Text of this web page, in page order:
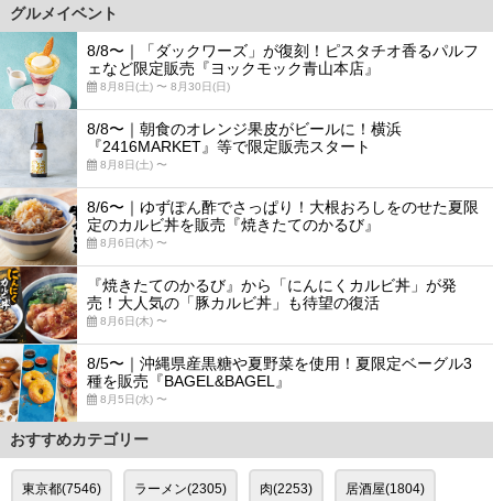
グルメイベント
8/8〜｜「ダックワーズ」が復刻！ピスタチオ香るパルフ
ェなど限定販売『ヨックモック青山本店』
8月8日(土) 〜 8月30日(日)
8/8〜｜朝食のオレンジ果皮がビールに！横浜
『2416MARKET』等で限定販売スタート
8月8日(土) 〜
8/6〜｜ゆずぽん酢でさっぱり！大根おろしをのせた夏限
定のカルビ丼を販売『焼きたてのかるび』
8月6日(木) 〜
『焼きたてのかるび』から「にんにくカルビ丼」が発
売！大人気の「豚カルビ丼」も待望の復活
8月6日(木) 〜
8/5〜｜沖縄県産黒糖や夏野菜を使用！夏限定ベーグル3
種を販売『BAGEL&BAGEL』
8月5日(水) 〜
おすすめカテゴリー
東京都(7546) ラーメン(2305) 肉(2253) 居酒屋(1804)